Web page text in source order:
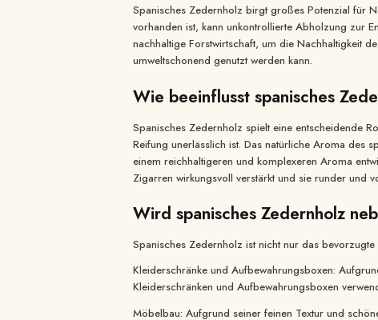
Spanisches Zedernholz birgt großes Potenzial für
vorhanden ist, kann unkontrollierte Abholzung zur
nachhaltige Forstwirtschaft, um die Nachhaltigkeit
umweltschonend genutzt werden kann.
Wie beeinflusst spanisches
Spanisches Zedernholz spielt eine entscheidende
Reifung unerlässlich ist. Das natürliche Aroma des
einem reichhaltigeren und komplexeren Aroma
Zigarren wirkungsvoll verstärkt und sie runder und
Wird spanisches Zedernholz
Spanisches Zedernholz ist nicht nur das
Kleiderschränke und Aufbewahrungsboxen:
Kleiderschränken und Aufbewahrungsboxen
Möbelbau: Aufgrund seiner feinen Textur und